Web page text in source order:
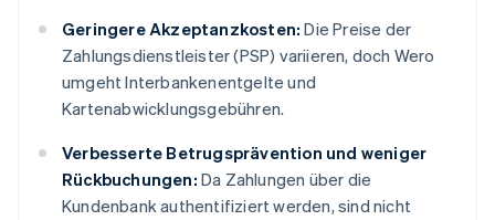
Geringere Akzeptanzkosten: Die Preise der
Zahlungsdienstleister (PSP) variieren, doch Wero
umgeht Interbankenentgelte und
Kartenabwicklungsgebühren.
Verbesserte Betrugsprävention und weniger
Rückbuchungen: Da Zahlungen über die
Kundenbank authentifiziert werden, sind nicht